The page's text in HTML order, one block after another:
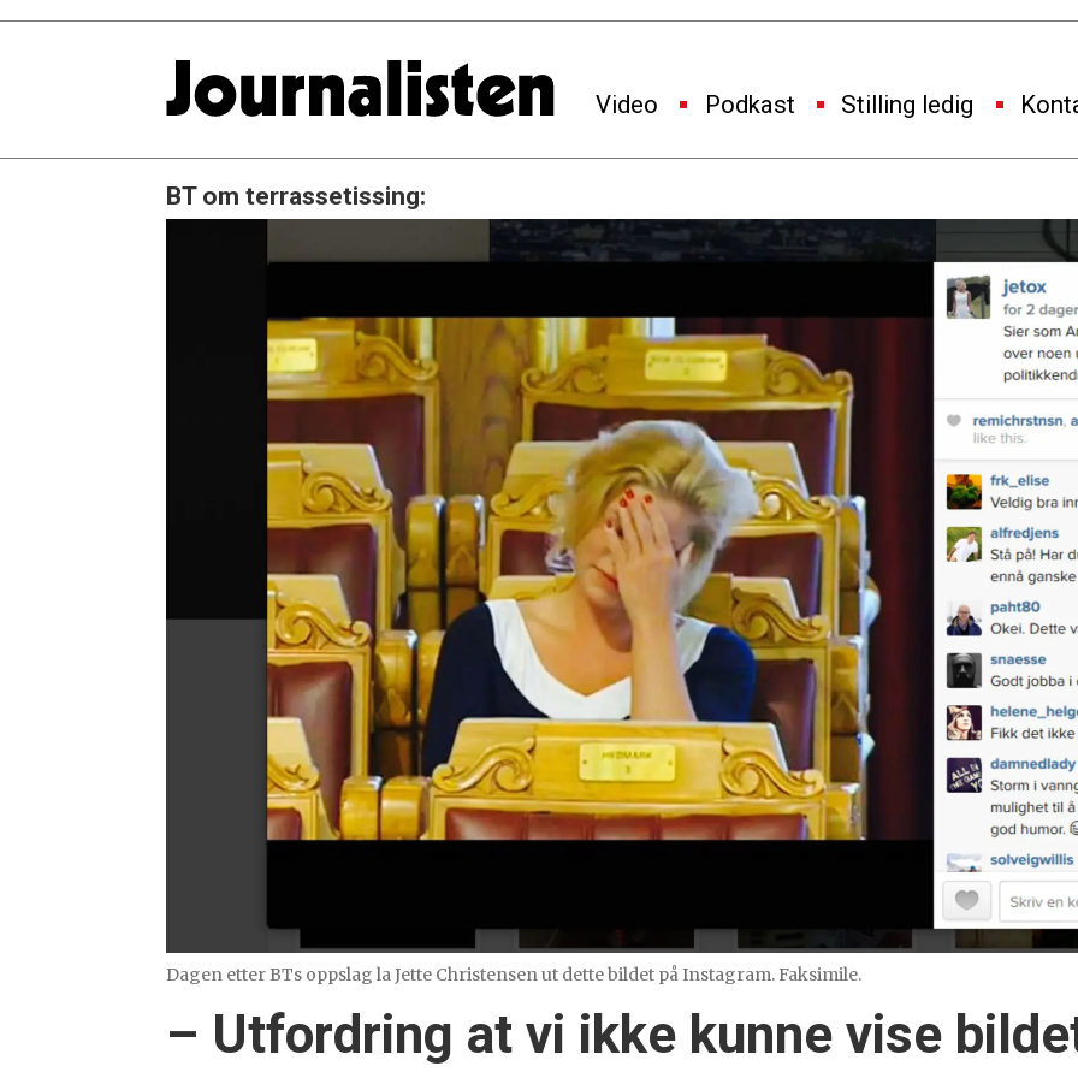
Video Podkast Stilling ledig
BT om terrassetissing:
Dagen etter BTs oppslag la Jette Christensen ut dette bildet på Instagram. Faksimile.
– Utfordring at vi ikke kunne vise